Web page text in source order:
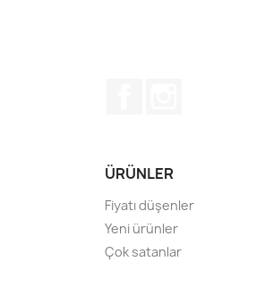
ÜRÜNLER
Fiyatı düşenler
Yeni ürünler
Çok satanlar